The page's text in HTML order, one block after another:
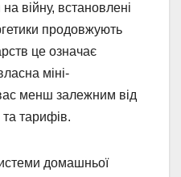
війну, встановлені
продовжують
це означає
міні-
менш залежним від
та тарифів.
домашньої